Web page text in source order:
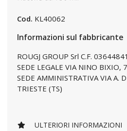
Cod. KL40062
Informazioni sul fabbricante
ROUGJ GROUP Srl C.F.
SEDE LEGALE VIA NINO
SEDE AMMINISTRATIVA VIA A.
TRIESTE (TS)
ULTERIORI INFORMAZIONI